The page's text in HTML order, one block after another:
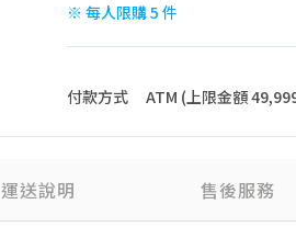
※ 每人限購 5 件
付款方式 ATM (上限金額
運送說明 售後服務